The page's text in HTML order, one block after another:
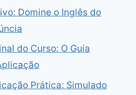
Domine o Inglês do
do Curso: O Guia
Prática: Simulado